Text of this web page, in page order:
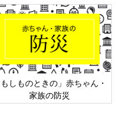
六星占術 細木かおりさん